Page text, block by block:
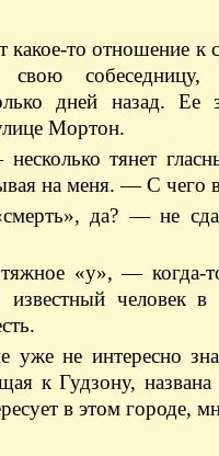
то отношение к
собеседницу,
дней назад.
Мортон.
тянет
на меня. — С чего
да? — не
«у», — когда-
известный человек
уже не интересно
к Гудзону,
в этом городе,